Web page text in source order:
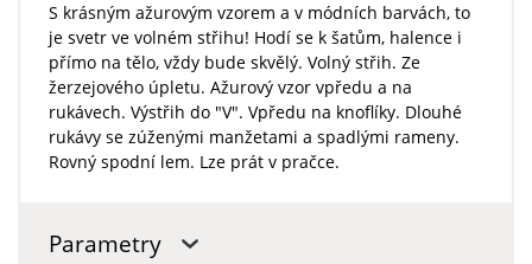
S krásným ažurovým vzorem a v módních barvách, to
je svetr ve volném střihu! Hodí se k šatům, halence i
přímo na tělo, vždy bude skvělý. Volný střih. Ze
žerzejového úpletu. Ažurový vzor vpředu a na
rukávech. Výstřih do "V". Vpředu na knoflíky. Dlouhé
rukávy se zúženými manžetami a spadlými rameny.
Rovný spodní lem. Lze prát v pračce.
Parametry